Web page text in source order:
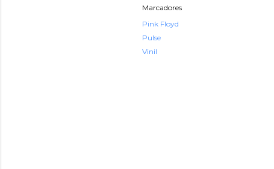
Marcadores
Pink Floyd
Pulse
Vinil